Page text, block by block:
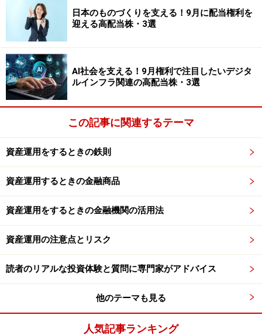
ちなみに私は不動産から入りました。その理由の1つ
に、習熟するまでは大変ですが、一度コツを掴んでしま
えば安定度が高くほったらかしにできる、という点があ
りました。書店にある関連書籍を10冊以上は読破し、い
ろいろなセミナーに参加し、毎週のように不動産会社を
訪問して物件を見て歩くようにしました。そして、短期
間に複数の物件を購入しました。
そうすると、学んだ知識と、実践で経験したことが噛み
合い、すぐにプロの業者と対等に会話できるようになり
付けの工夫も自分でできるようになっていったのです。
そして、不動産である程度の財を築きキャッシュフロー
が得られるようになってから、次のFXや株式投資を始め
ました。FXも、最初は米ドルだけ、レバレッジも3倍程
し、株でも最初は１銘柄だけで売買、というやり方で
日本のものづくりを支える！9月に配当権利を
迎える高配当株・3選
AI社会を支える！9月権利で注目したいデジタ
ルインフラ関連の高配当株・3選
この記事に関連するテーマ
資産運用をするときの鉄則
資産運用するときの金融商品
資産運用をするときの金融機関の活用法
資産運用の注意点とリスク
読者のリアルな投資体験と質問に専門家がアドバイス
他のテーマも見る
人気記事ランキング